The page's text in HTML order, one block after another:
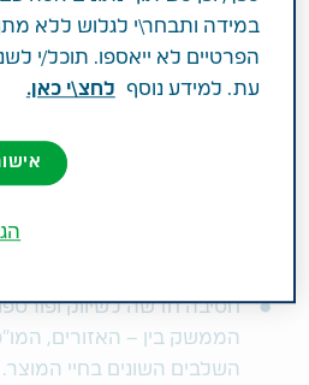
ויישא באחריות לכלל
הפיננסיים באזור. חלק
מהמבנה הקודם ישולבו
ארגוני המו"פ הייחודי
אחת עם אחריות לכל
כך נוכל למקסם את ההחזר
חטיבה חדשה לשיווק
הממשק בין – האזורים,
השלבים השונים בחיי המוצר.
במידה ותבחר\י לגלוש ללא
הפרטיים לא ייאספו. תוכל/י
עת. למידע נוסף
לחצ\י כאן.